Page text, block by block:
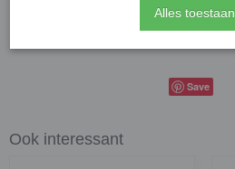
Save
Ook interessant
Alles toestaan